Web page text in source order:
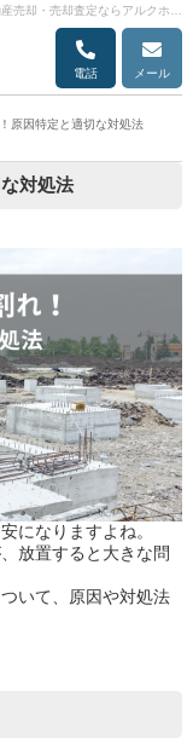
電話 メール
原因特定と適切な対処法
対処法
になりますよね。
放置すると大きな問
いて、原因や対処法